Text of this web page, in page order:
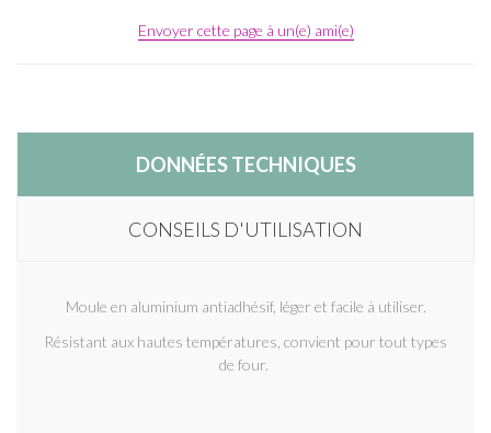
Envoyer cette page à un(e) ami(e)
DONNÉES TECHNIQUES
CONSEILS D'UTILISATION
Moule en aluminium antiadhésif, léger et facile à utiliser.
Résistant aux hautes températures, convient pour tout types
de four.